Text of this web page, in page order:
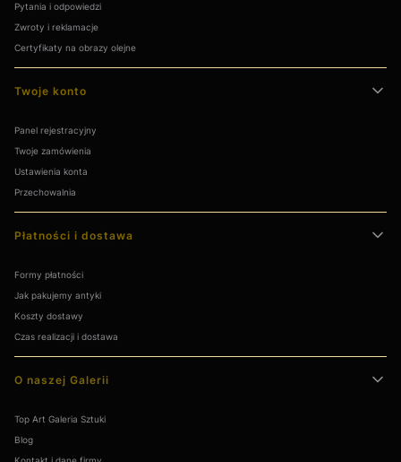
Pytania i odpowiedzi
Zwroty i reklamacje
Certyfikaty na obrazy olejne
Twoje konto
Panel rejestracyjny
Twoje zamówienia
Ustawienia konta
Przechowalnia
Płatności i dostawa
Formy płatności
Jak pakujemy antyki
Koszty dostawy
Czas realizacji i dostawa
O naszej Galerii
Top Art Galeria Sztuki
Blog